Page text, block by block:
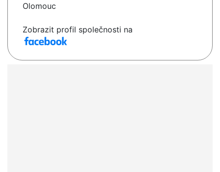
Olomouc
Zobrazit profil společnosti na